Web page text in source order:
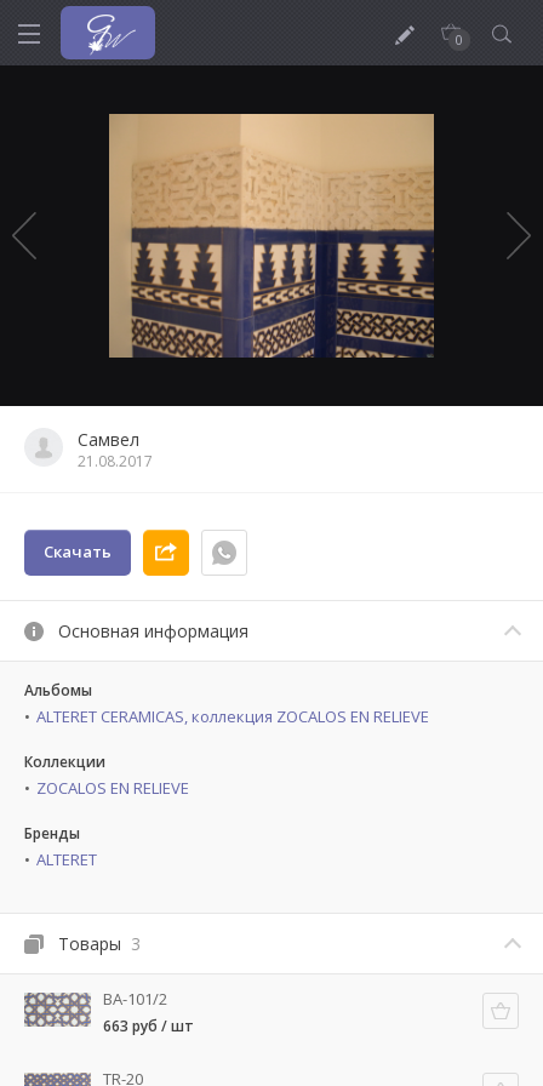
0
Самвел
21.08.2017
Скачать
Основная информация
Альбомы
ALTERET CERAMICAS, коллекция ZOCALOS EN RELIEVE
Коллекции
ZOCALOS EN RELIEVE
Бренды
ALTERET
Товары 3
BA-101/2
663 руб / шт
TR-20